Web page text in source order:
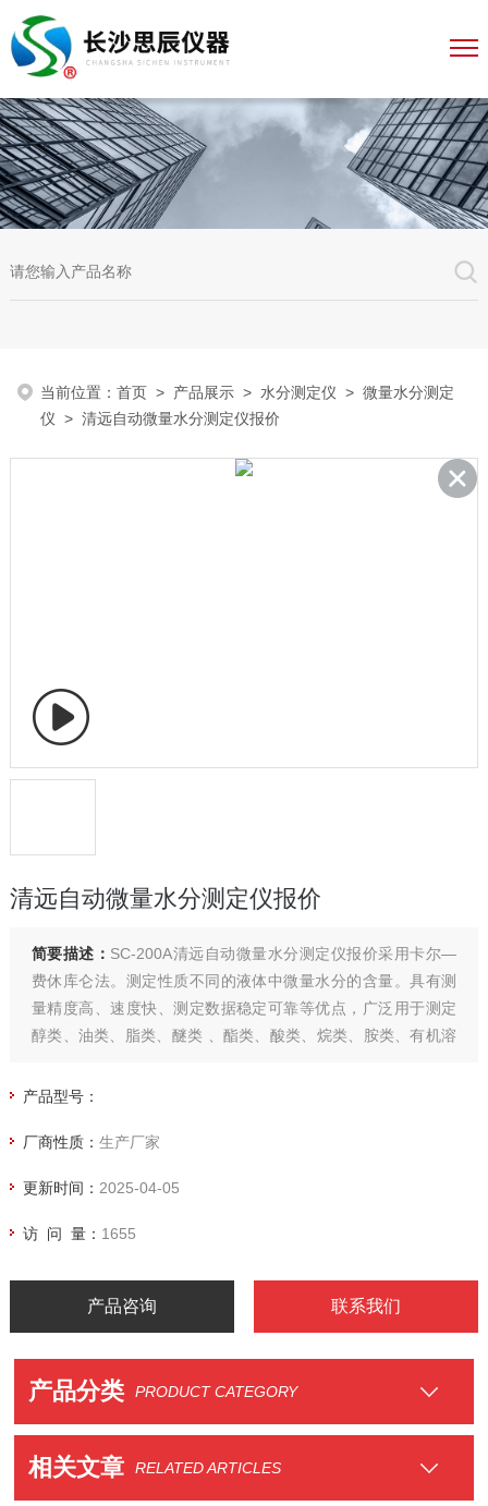
当前位置：首页 > 产品展示 > 水分测定仪 >微量水分测定
仪 > 清远自动微量水分测定仪报价
清远自动微量水分测定仪报价
简要描述： SC-200A清远自动微量水分测定仪报价采用卡尔—
费休库仑法。测定性质不同的液体中微量水分的含量。具有测
量精度高、速度快、测定数据稳定可靠等优点，广泛用于测定
醇类、油类、脂类、醚类 、酯类、酸类、烷类、胺类、有机溶
产品型号：
厂商性质： 生产厂家
更新时间： 2025-04-05
访 问 量： 1655
产品咨询 联系我们
产品分类 PRODUCT CATEGORY
相关文章 RELATED ARTICLES